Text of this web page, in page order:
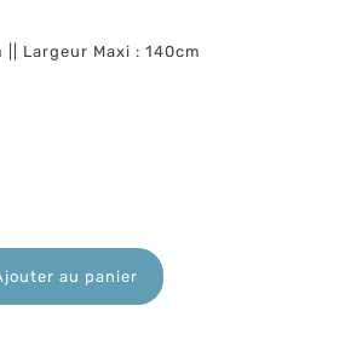
Largeur Maxi : 140cm
au panier